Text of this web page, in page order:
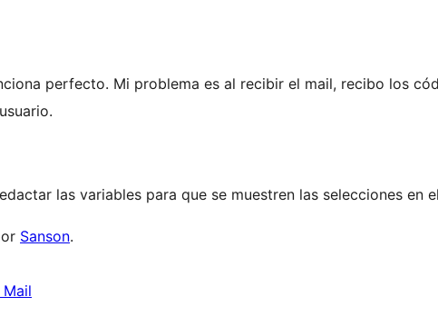
perfecto. Mi problema es al recibir el mail, recibo los
las variables para que se muestren las selecciones en
Sanson.